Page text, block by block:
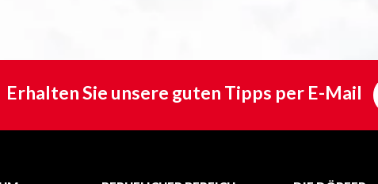
Erhalten Sie unsere guten Tipps per E-Mail